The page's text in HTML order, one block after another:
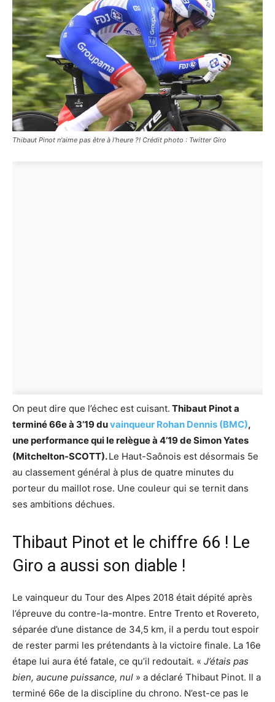
Thibaut Pinot n'aime pas être à l'heure ?! Crédit photo : Twitter Giro
On peut dire que l’échec est cuisant. Thibaut Pinot a
terminé 66e à 3’19 duvainqueur Rohan Dennis (BMC),
une performance qui le relègue à 4’19 de Simon Yates
(Mitchelton-SCOTT).Le Haut-Saônois est désormais 5e
au classement général à plus de quatre minutes du
porteur du maillot rose. Une couleur qui se ternit dans
ses ambitions déchues.
Thibaut Pinot et le chiffre 66 ! Le
Giro a aussi son diable !
Le vainqueur du Tour des Alpes 2018 était dépité après
l’épreuve du contre-la-montre. Entre Trento et Rovereto,
séparée d’une distance de 34,5 km, il a perdu tout espoir
de rester parmi les prétendants à la victoire finale. La 16e
étape lui aura été fatale, ce qu’il redoutait. « J’étais pas
bien, aucune puissance, nul » a déclaré Thibaut Pinot. Il a
terminé 66e de la discipline du chrono. N’est-ce pas le